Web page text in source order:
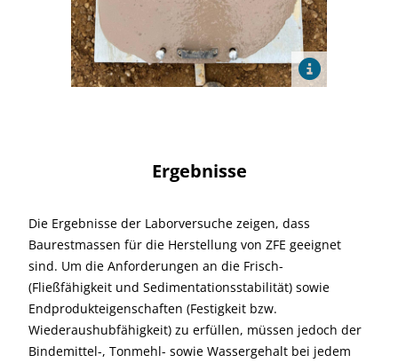
Ergebnisse
Die Ergebnisse der Laborversuche zeigen, dass
Baurestmassen für die Herstellung von ZFE geeignet
sind. Um die Anforderungen an die Frisch-
(Fließfähigkeit und Sedimentationsstabilität) sowie
Endprodukteigenschaften (Festigkeit bzw.
Wiederaushubfähigkeit) zu erfüllen, müssen jedoch der
Bindemittel-, Tonmehl- sowie Wassergehalt bei jedem